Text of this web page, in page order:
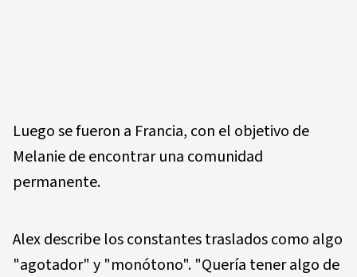
Luego se fueron a Francia, con el objetivo de
Melanie de encontrar una comunidad
permanente.
Alex describe los constantes traslados como algo
"agotador" y "monótono". "Quería tener algo de